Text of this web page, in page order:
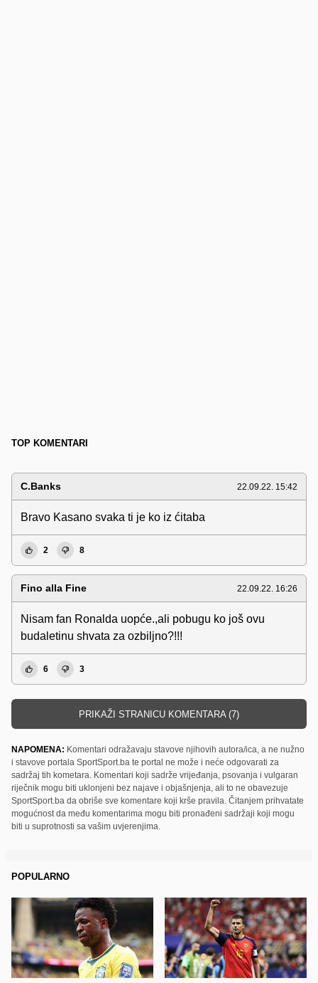
TOP KOMENTARI
C.Banks 22.09.22. 15:42
Bravo Kasano svaka ti je ko iz ćitaba
2 8
Fino alla Fine 22.09.22. 16:26
Nisam fan Ronalda uopće.,ali pobugu ko još ovu
budaletinu shvata za ozbiljno?!!!
6 3
PRIKAŽI STRANICU KOMENTARA (7)
NAPOMENA: Komentari odražavaju stavove njihovih autora/ica, a ne nužno
i stavove portala SportSport.ba te portal ne može i neće odgovarati za
sadržaj tih kometara. Komentari koji sadrže vrijeđanja, psovanja i vulgaran
riječnik mogu biti uklonjeni bez najave i objašnjenja, ali to ne obavezuje
SportSport.ba da obriše sve komentare koji krše pravila. Čitanjem prihvatate
mogućnost da među komentarima mogu biti pronađeni sadržaji koji mogu
biti u suprotnosti sa vašim uvjerenjima.
POPULARNO